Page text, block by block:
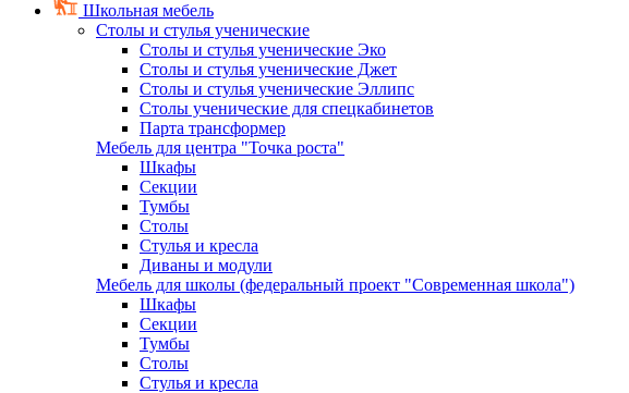
Школьная мебель
Столы и стулья ученические
Столы и стулья ученические Эко
Столы и стулья ученические Джет
Столы и стулья ученические Эллипс
Столы ученические для спецкабинетов
Парта трансформер
Мебель для центра "Точка роста"
Шкафы
Секции
Тумбы
Столы
Стулья и кресла
Диваны и модули
Мебель для школы (федеральный проект "Современная школа")
Шкафы
Секции
Тумбы
Столы
Стулья и кресла